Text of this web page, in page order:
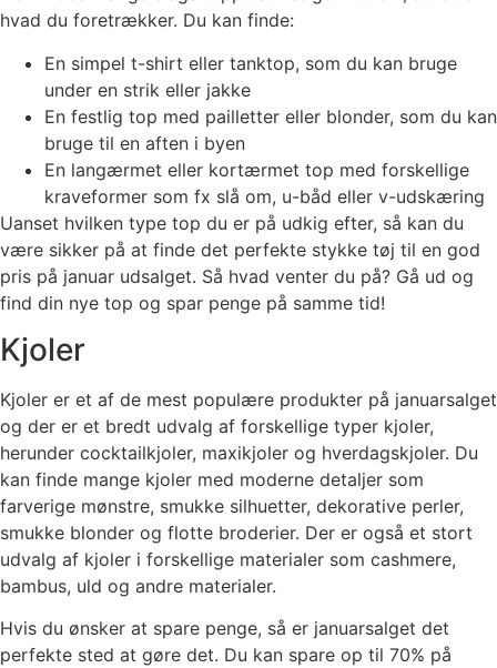
hvad du foretrækker. Du kan finde:
En simpel t-shirt eller tanktop, som du kan bruge
under en strik eller jakke
En festlig top med pailletter eller blonder, som du kan
bruge til en aften i byen
En langærmet eller kortærmet top med forskellige
kraveformer som fx slå om, u-båd eller v-udskæring
Uanset hvilken type top du er på udkig efter, så kan du
være sikker på at finde det perfekte stykke tøj til en god
pris på januar udsalget. Så hvad venter du på? Gå ud og
find din nye top og spar penge på samme tid!
Kjoler
Kjoler er et af de mest populære produkter på januarsalget
og der er et bredt udvalg af forskellige typer kjoler,
herunder cocktailkjoler, maxikjoler og hverdagskjoler. Du
kan finde mange kjoler med moderne detaljer som
farverige mønstre, smukke silhuetter, dekorative perler,
smukke blonder og flotte broderier. Der er også et stort
udvalg af kjoler i forskellige materialer som cashmere,
bambus, uld og andre materialer.
Hvis du ønsker at spare penge, så er januarsalget det
perfekte sted at gøre det. Du kan spare op til 70% på